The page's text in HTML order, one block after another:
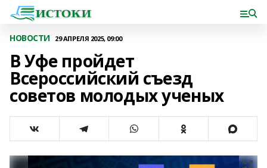
НОВОСТИ 29 АПРЕЛЯ 2025, 09:00
В Уфе пройдет
Всероссийский съезд
советов молодых ученых